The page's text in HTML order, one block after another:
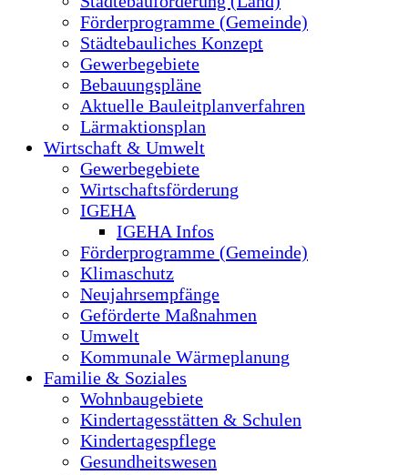
Förderprogramme (Gemeinde)
Städtebauliches Konzept
Gewerbegebiete
Bebauungspläne
Aktuelle Bauleitplanverfahren
Lärmaktionsplan
Wirtschaft & Umwelt
Gewerbegebiete
Wirtschaftsförderung
IGEHA
IGEHA Infos
Förderprogramme (Gemeinde)
Klimaschutz
Neujahrsempfänge
Geförderte Maßnahmen
Umwelt
Kommunale Wärmeplanung
Familie & Soziales
Wohnbaugebiete
Kindertagesstätten & Schulen
Kindertagespflege
Gesundheitswesen